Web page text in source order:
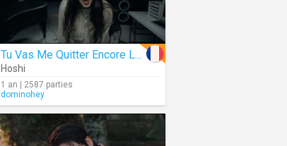
Tu Vas Me Quitter Encore Longtemps ?
Hoshi
1 an | 2587 parties
dominohey